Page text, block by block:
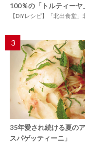
100％の「トルティーヤ
【DIYレシピ】「北出食堂
3
35年愛され続ける夏の
スパゲッティーニ」